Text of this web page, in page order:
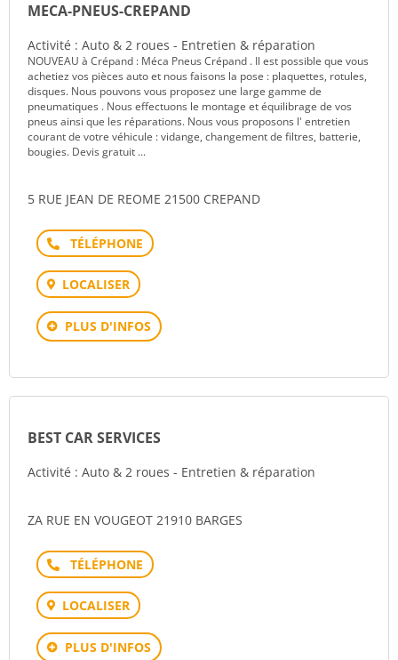
MECA-PNEUS-CREPAND
Activité : Auto & 2 roues - Entretien & réparation
NOUVEAU à Crépand : Méca Pneus Crépand . Il est possible que vous
achetiez vos pièces auto et nous faisons la pose : plaquettes, rotules,
disques. Nous pouvons vous proposez une large gamme de
pneumatiques . Nous effectuons le montage et équilibrage de vos
pneus ainsi que les réparations. Nous vous proposons l' entretien
courant de votre véhicule : vidange, changement de filtres, batterie,
bougies. Devis gratuit ...
5 RUE JEAN DE REOME 21500 CREPAND
Téléphone
LOCALISER
PLUS D'INFOS
BEST CAR SERVICES
Activité : Auto & 2 roues - Entretien & réparation
ZA RUE EN VOUGEOT 21910 BARGES
Téléphone
LOCALISER
PLUS D'INFOS